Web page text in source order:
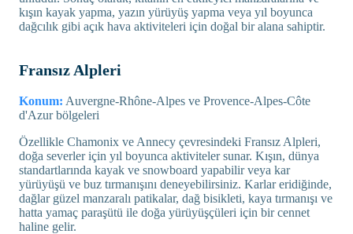
kışın kayak yapma, yazın yürüyüş yapma veya yıl boyunca
dağcılık gibi açık hava aktiviteleri için doğal bir alana sahiptir.
Fransız Alpleri
Konum: Auvergne-Rhône-Alpes ve Provence-Alpes-Côte
d'Azur bölgeleri
Özellikle Chamonix ve Annecy çevresindeki Fransız Alpleri,
doğa severler için yıl boyunca aktiviteler sunar. Kışın, dünya
standartlarında kayak ve snowboard yapabilir veya kar
yürüyüşü ve buz tırmanışını deneyebilirsiniz. Karlar eridiğinde,
dağlar güzel manzaralı patikalar, dağ bisikleti, kaya tırmanışı ve
hatta yamaç paraşütü ile doğa yürüyüşçüleri için bir cennet
haline gelir.